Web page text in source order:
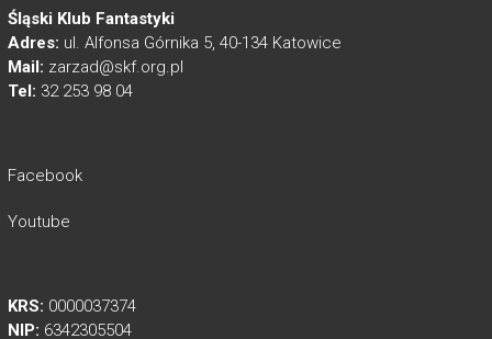
Śląski Klub Fantastyki
Adres: ul. Alfonsa Górnika 5, 40-134 Katowice
Mail: zarzad@skf.org.pl
Tel: 32 253 98 04
Facebook
Youtube
KRS: 0000037374
NIP: 6342305504